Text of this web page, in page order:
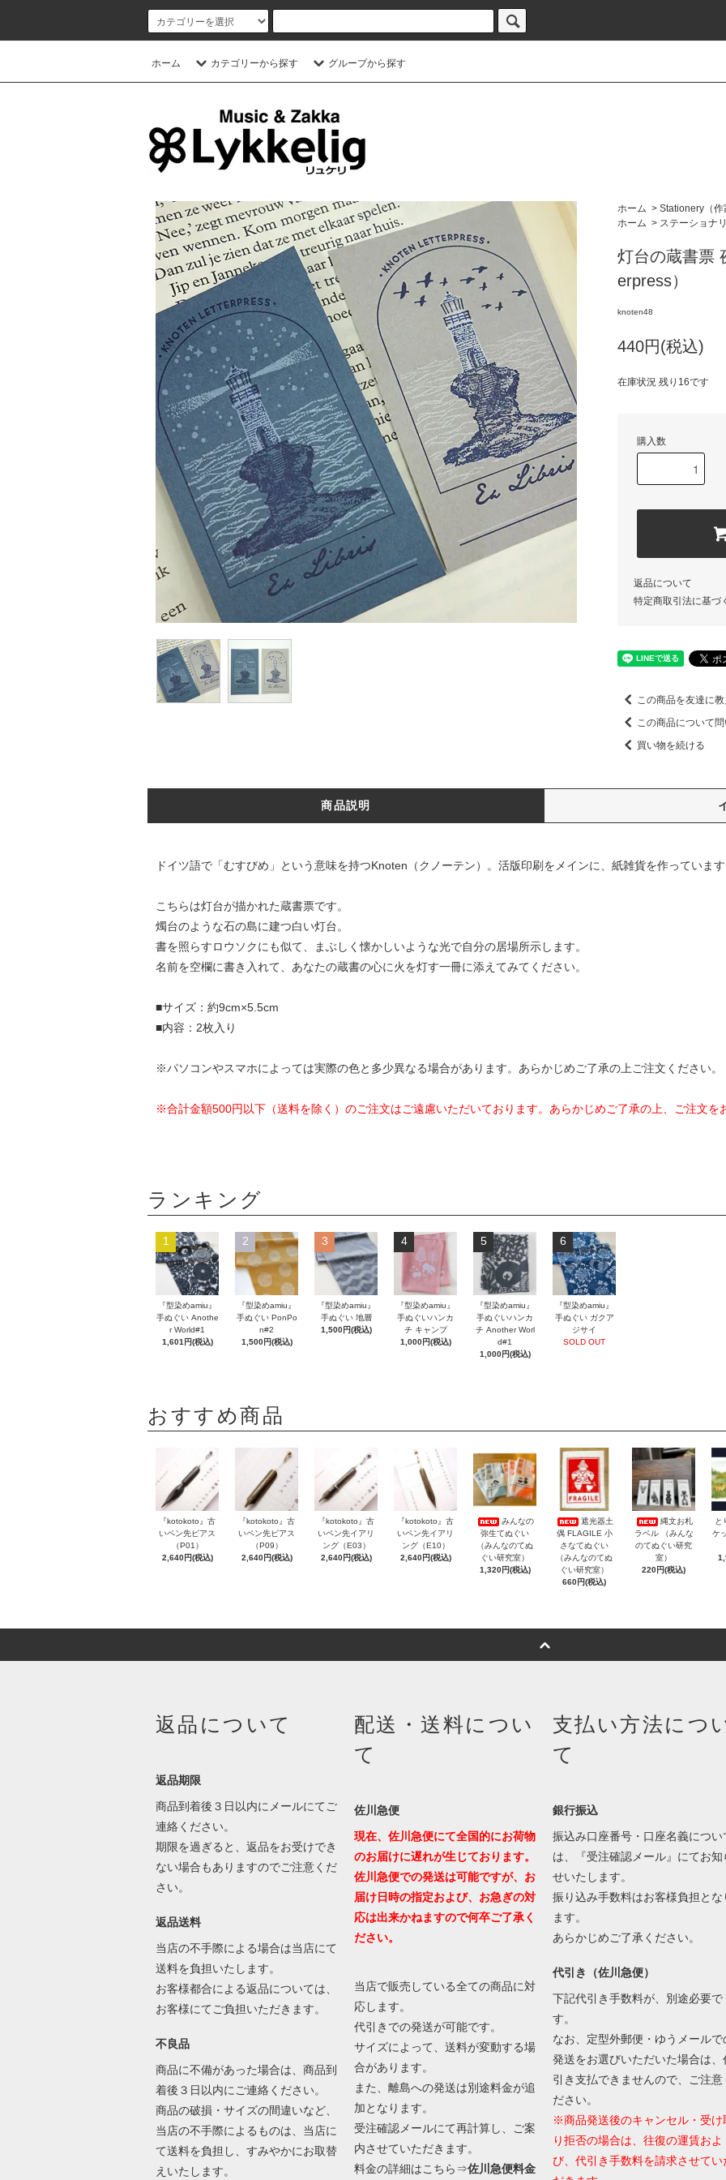
ホーム カテゴリーから探す グループから探す
ホーム > Stationery（作
ホーム > ステーショナ
灯台の蔵書票
erpress）
knoten48
440円(税込)
在庫状況 残り16です
購入数
返品について
特定商取引法に基づ
この商品を友達に教
この商品について
買い物を続ける
商品説明
ドイツ語で「むすびめ」という意味を持つKnoten（クノーテン）。活版印刷をメインに、紙雑貨を作っています
こちらは灯台が描かれた蔵書票です。
燭台のような石の島に建つ白い灯台。
書を照らすロウソクにも似て、まぶしく懐かしいような光で自分の居場所示します。
名前を空欄に書き入れて、あなたの蔵書の心に火を灯す一冊に添えてみてください。
■サイズ：約9cm×5.5cm
■内容：2枚入り
※パソコンやスマホによっては実際の色と多少異なる場合があります。あらかじめご了承の上ご注文ください。
※合計金額500円以下（送料を除く）のご注文はご遠慮いただいております。あらかじめご了承の上、ご注文を
ランキング
1
『型染めamiu』
手ぬぐい Anothe
r World#1
1,601円(税込)
2
『型染めamiu』
手ぬぐい PonPo
n#2
1,500円(税込)
3
『型染めamiu』
手ぬぐい 地層
1,500円(税込)
4
『型染めamiu』
手ぬぐいハンカ
チ キャンプ
1,000円(税込)
5
『型染めamiu』
手ぬぐいハンカ
チ Another Worl
d#1
1,000円(税込)
6
『型染めamiu』
手ぬぐい ガクア
ジサイ
SOLD OUT
おすすめ商品
『kotokoto』古
いペン先ピアス
（P01）
2,640円(税込)
『kotokoto』古
いペン先ピアス
（P09）
2,640円(税込)
『kotokoto』古
いペン先イアリ
ング（E03）
2,640円(税込)
『kotokoto』古
いペン先イアリ
ング（E10）
2,640円(税込)
みんなの
弥生てぬぐい
（みんなのてぬ
ぐい研究室）
1,320円(税込)
遮光器土
偶 FLAGILE 小
さなてぬぐい
（みんなのてぬ
ぐい研究室）
660円(税込)
縄文お札
ラベル （みんな
のてぬぐい研究
室）
220円(税込)
と
ケ
返品について
返品期限
商品到着後３日以内にメールにてご
連絡ください。
期限を過ぎると、返品をお受けでき
ない場合もありますのでご注意くだ
さい。
返品送料
当店の不手際による場合は当店にて
送料を負担いたします。
お客様都合による返品については、
お客様にてご負担いただきます。
不良品
商品に不備があった場合は、商品到
着後３日以内にご連絡ください。
商品の破損・サイズの間違いなど、
当店の不手際によるものは、当店に
て送料を負担し、すみやかにお取替
えいたします。
配送・送料につい
て
佐川急便
現在、佐川急便にて全国的にお荷物
のお届けに遅れが生じております。
佐川急便での発送は可能ですが、お
届け日時の指定および、お急ぎの対
応は出来かねますので何卒ご了承く
ださい。
当店で販売している全ての商品に対
応します。
代引きでの発送が可能です。
サイズによって、送料が変動する場
合があります。
また、離島への発送は別途料金が追
加となります。
受注確認メールにて再計算し、ご案
内させていただきます。
料金の詳細はこちら⇒佐川急便料金
支払い方法につ
て
銀行振込
振込み口座番号・口座名義につい
は、『受注確認メール』にてお知
せいたします。
振り込み手数料はお客様負担とな
ます。
あらかじめご了承ください。
代引き（佐川急便）
下記代引き手数料が、別途必要で
す。
なお、定型外郵便・ゆうメールで
発送をお選びいただいた場合は、
引き支払できませんので、ご注意
ださい。
※商品発送後のキャンセル・受け
り拒否の場合は、往復の運賃およ
び、代引き手数料を請求させてい